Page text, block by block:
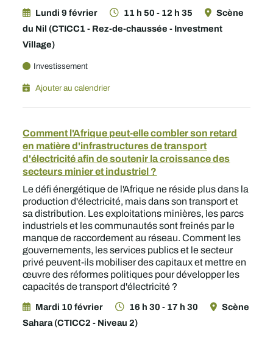
Lundi 9 février 11 h 50 - 12 h 35
Scène
du Nil (CTICC1 - Rez-de-chaussée - Investment
Village)
Investissement
Ajouter au calendrier
Comment l'Afrique peut-elle combler son retard
en matière d'infrastructures de transport
d'électricité afin de soutenir la croissance des
secteurs minier et industriel ?
Le défi énergétique de l'Afrique ne réside plus dans la
production d'électricité, mais dans son transport et
sa distribution. Les exploitations minières, les parcs
industriels et les communautés sont freinés par le
manque de raccordement au réseau. Comment les
gouvernements, les services publics et le secteur
privé peuvent-ils mobiliser des capitaux et mettre en
œuvre des réformes politiques pour développer les
capacités de transport d'électricité ?
Mardi 10 février 16 h 30 - 17 h 30
Scène
Sahara (CTICC2 - Niveau 2)